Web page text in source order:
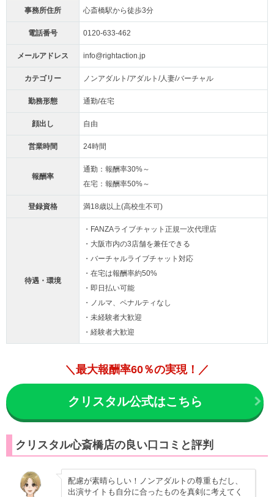
事務所住所 心斎橋駅から徒歩3分
電話番号 0120-633-462
メールアドレス info@rightaction.jp
カテゴリー ノンアダルト/アダルト/人妻/バーチャル
勤務形態 通勤/在宅
顔出し 自由
営業時間 24時間
報酬率
通勤：報酬率30%～
在宅：報酬率50%～
登録資格 満18歳以上(高校生不可)
待遇・環境
・FANZAライブチャット正規一次代理店
・大阪市内の3店舗を兼任できる
・バーチャルライブチャット対応
・在宅は報酬率約50%
・即日払い可能
・ノルマ、ペナルティなし
・未経験者大歓迎
・経験者大歓迎
＼最大報酬率60％の実現！／
クリスタル公式はこちら
クリスタル心斎橋店の良い口コミと評判
配慮が素晴らしい！ノンアダルトの尊重もだし、
出演サイトも自分に合ったものを真剣に考えてく